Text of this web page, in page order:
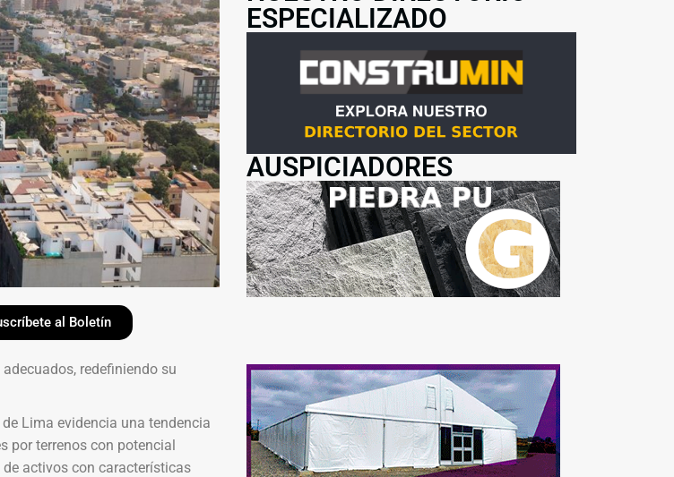
al Boletín
redefiniendo su
Lima evidencia una tendencia
por terrenos con potencial
activos con características
ESPECIALIZADO
AUSPICIADORES